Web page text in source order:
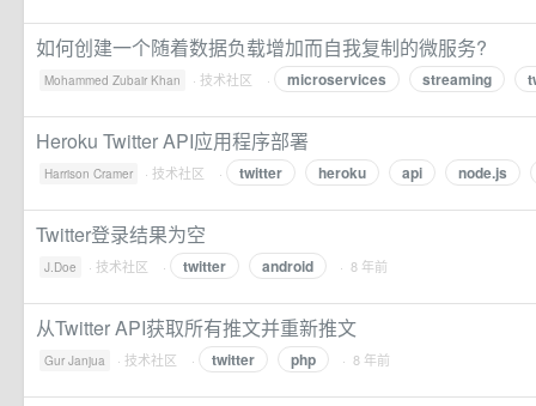
如何创建一个随着数据负载增加而自我复制的微服务?
Mohammed Zubair Khan · 技术社区 · microservices streaming
Heroku Twitter API应用程序部署
Harrison Cramer · 技术社区 · twitter heroku api node.js
Twitter登录结果为空
J.Doe · 技术社区 · twitter android · 8 年前
从Twitter API获取所有推文并重新推文
Gur Janjua · 技术社区 · twitter php · 8 年前